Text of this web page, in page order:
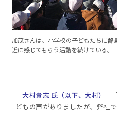
加茂さんは、小学校の子どもたちに
近に感じてもらう活動を続けている。
大村貴志 氏（以下、大村）
どもの声がありましたが、弊社